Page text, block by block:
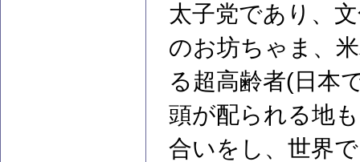
太子党であり、
のお坊ちゃま、
る超高齢者(日本
頭が配られる地
合いをし、世界